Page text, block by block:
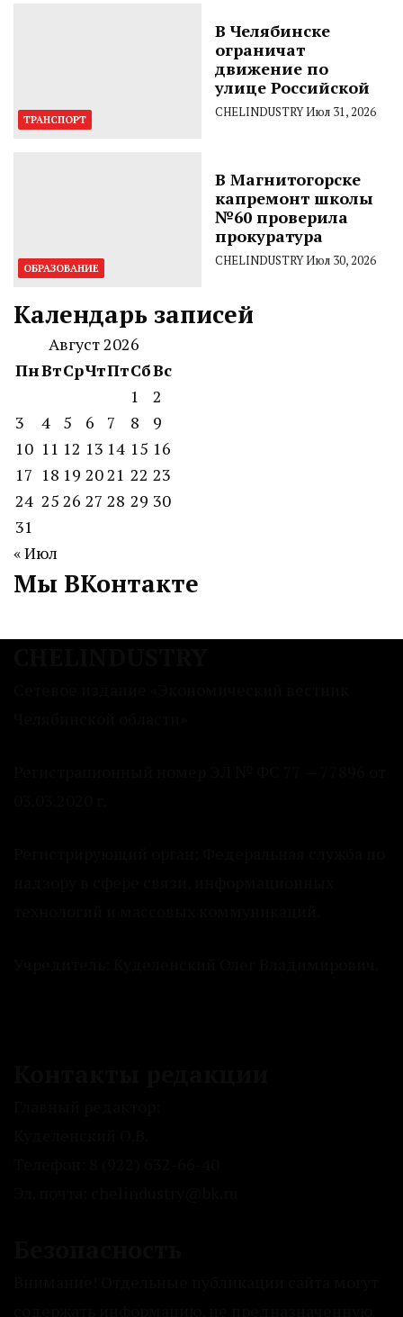
ТРАНСПОРТ
В Челябинске
ограничат
движение по
улице Российской
CHELINDUSTRYИюл 31, 2026
ОБРАЗОВАНИЕ
В Магнитогорске
капремонт школы
№60 проверила
прокуратура
CHELINDUSTRYИюл 30, 2026
Календарь записей
Август 2026
ПнВтСрЧтПтСбВс
1
2
3
4 5 6 7 8
9
10 11 12 13 14 15 16
17 18 19 2021 22 23
24 25 26 27 28 29 30
31
« Июл
Мы ВКонтакте